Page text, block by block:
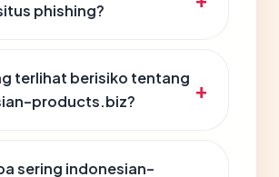
phishing?
terlihat berisiko tentang
products.biz?
sering indonesian-